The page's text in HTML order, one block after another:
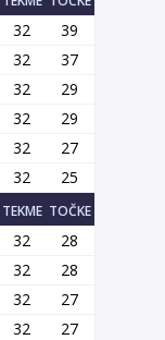
18 krog
32
39
32
37
32
29
32
29
32
27
32 25
TEKME TOČKE
32
28
32
28
32
27
32
27